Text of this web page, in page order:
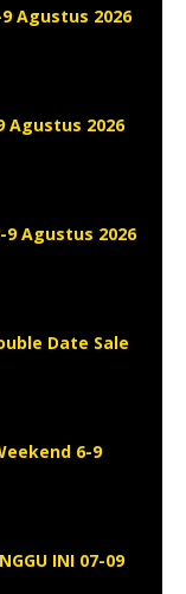
Agustus 2026
Agustus 2026
9 Agustus 2026
Date Sale
6-9
INI 07-09